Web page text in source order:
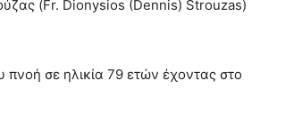
(Fr. Dionysios (Dennis) Strouzas)
πνοή σε ηλικία 79 ετών έχοντας στο